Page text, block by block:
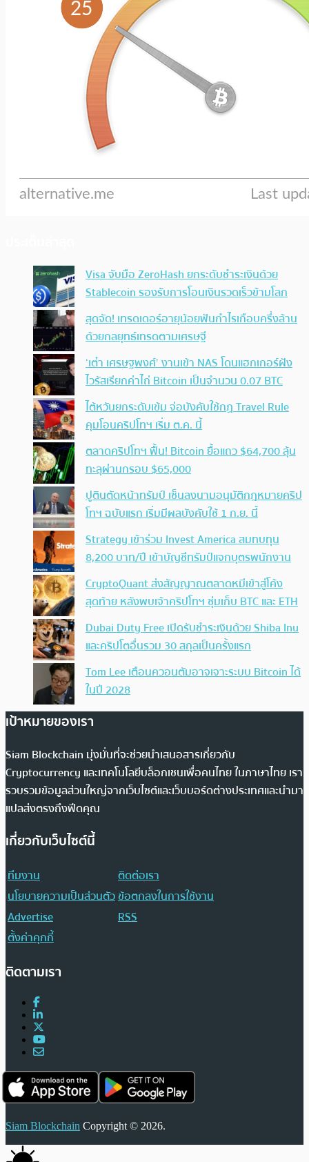
Visa จับมือ ZeroHash ยกระดับชำระเงินด้วย
Stablecoin รองรับการโอนเงินรวดเร็วข้ามโลก
สุดจัด! เทรดเดอร์อายุน้อยฟันกำไรเกือบครึ่งล้าน
ด้วยกลยุทธ์เทรดตามเศรษฐี
‘เต๋า เศรษฐพงศ์’ งานเข้า NAS โดนแฮกเกอร์ฝัง
ไวรัสเรียกค่าไถ่ Bitcoin เป็นจำนวน 0.07 BTC
ไต้หวันยกระดับเข้ม จ่อบังคับใช้กฏ Travel Rule
คุมโอนคริปโทฯ เริ่ม ต.ค. นี้
ตลาดคริปโทฯ ฟื้น! Bitcoin ยื้อแถว $64,700 ลุ้น
ทะลุผ่านกรอบ $65,000
ปูตินตัดหน้าทรัมป์ เซ็นลงนามอนุมัติกฎหมายคริป
โทฯ ฉบับแรก เริ่มมีผลบังคับใช้ 1 ก.ย. นี้
Strategy เข้าร่วม Invest America สมทบทุน
8,200 บาท/ปี เข้าบัญชีทรัมป์แจกบุตรพนักงาน
CryptoQuant ส่งสัญญาณตลาดหมีเข้าสู่โค้ง
สุดท้าย หลังพบเจ้าคริปโทฯ ซุ่มเก็บ BTC และ ETH
Dubai Duty Free เปิดรับชำระเงินด้วย Shiba Inu
และคริปโตอื่นรวม 30 สกุลเป็นครั้งแรก
Tom Lee เตือนควอนตัมอาจเจาะระบบ Bitcoin ได้
ในปี 2028
เป้าหมายของเรา
Siam Blockchain มุ่งมั่นที่จะช่วยนำเสนอสารเกี่ยวกับ
Cryptocurrency และเทคโนโลยีบล็อกเชนเพื่อคนไทย ในภาษาไทย เรา
รวบรวมข้อมูลส่วนใหญ่จากเว็บไซต์และเว็บบอร์ดต่างประเทศและนำมา
แปลส่งตรงถึงฟีดคุณ
เกี่ยวกับเว็บไซต์นี้
ทีมงาน
ติดต่อเรา
นโยบายความเป็นส่วนตัวข้อตกลงในการใช้งาน
Advertise
RSS
ตั้งค่าคุกกี้
ติดตามเรา
Siam Blockchain Copyright © 2026.